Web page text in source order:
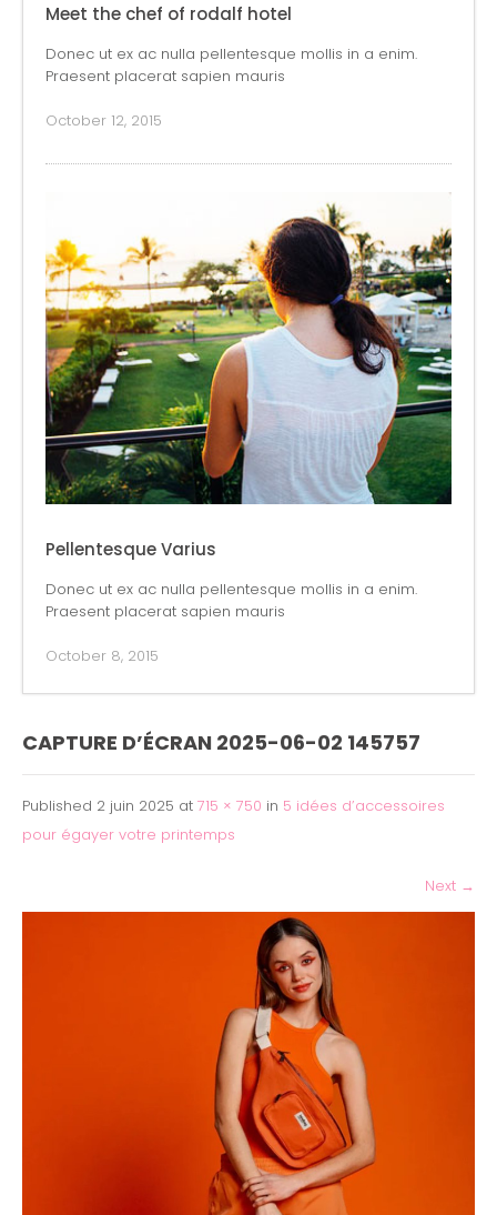
Meet the chef of rodalf hotel
Donec ut ex ac nulla pellentesque mollis in a enim.
Praesent placerat sapien mauris
October 12, 2015
Pellentesque Varius
Donec ut ex ac nulla pellentesque mollis in a enim.
Praesent placerat sapien mauris
October 8, 2015
CAPTURE D’ÉCRAN 2025-06-02 145757
Published 2 juin 2025 at 715 × 750 in 5 idées d’accessoires
pour égayer votre printemps
Next →